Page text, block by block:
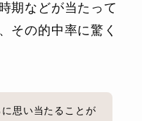
期などが当たって
その的中率に驚く
思い当たることが